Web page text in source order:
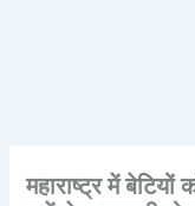
महाराष्ट्र में